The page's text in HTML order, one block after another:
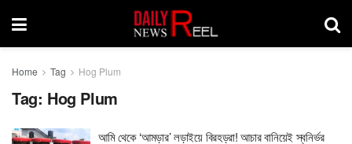
Home Tag Hog Plum
Tag: Hog Plum
আমি থেকে ‘আমড়ার’ লড়াইয়ে বিরহড়রা! আচার বানিয়েই স্বনির্ভর